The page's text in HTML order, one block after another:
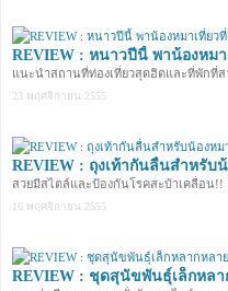
REVIEW : หนาวปีนี้ พาน้องหม
แนะนำสถานที่ท่องเที่ยวสุดฮิตและที่พักที่ส
23 พฤศจิกายน 2555
REVIEW : ถุงเท้ากันลื่นสำหรับ
สวยมีสไตล์และป้องกันโรคสะบ้าเคลื่อน!!
16 พฤศจิกายน 2555
REVIEW : ชุดสุนัขพันธุ์เล็กหลา